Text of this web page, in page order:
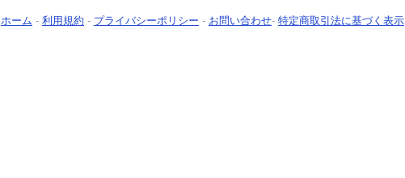
ホーム - 利用規約 - プライバシーポリシー - お問い合わせ- 特定商取引法に基づく表示